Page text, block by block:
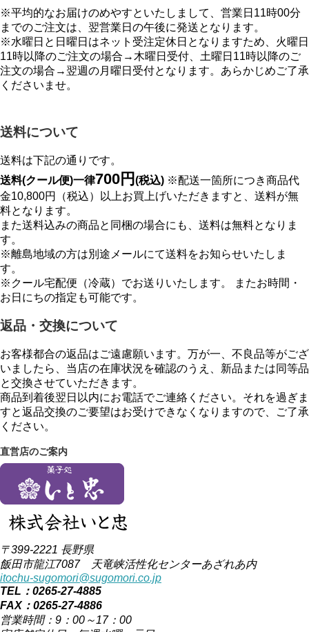
※平均的なお届けのめやすといたしまして、営業日11時00分
までのご注文は、翌営業日の午後に発送となります。
※水曜日と日曜日はネット受注定休日となりますため、火曜日
11時以降のご注文の場合→木曜日受付、土曜日11時以降のご
注文の場合→翌週の月曜日受付となります。あらかじめご了承
くださいませ。
送料について
送料は下記の通りです。
送料(クール便)一律700円 (税込) ※配送一箇所につき商品代
金10,800円（税込）以上お買上げいただきますと、送料が無
料となります。
また送料込みの商品と同梱の場合にも、送料は無料となりま
す。
※離島地域の方は別途メールにて送料をお知らせいたしま
す。
※クール宅配便（冷蔵）でお送りいたします。 またお時間・
お日にちの指定も可能です。
返品・交換について
お客様都合の返品はご遠慮願います。万が一、不良品等がござ
いましたら、当店の在庫状況を確認のうえ、新品または同等品
と交換させていただきます。
商品到着後翌日以内にお電話でご連絡ください。それを過ぎま
すと返品交換のご要望はお受けできなくなりますので、ご了承
ください。
直営店のご案内
〒399-2221 長野県
飯田市龍江7087 天竜峡活性化センターあざれあ内
itochu-sugomori@sugomori.co.jp
TEL：0265-27-4885
FAX：0265-27-4886
営業時間：9：00～17：00